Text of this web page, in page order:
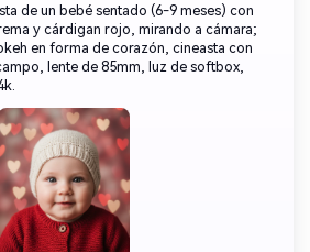
de un bebé sentado (6-9 meses) con
y cárdigan rojo, mirando a cámara;
en forma de corazón, cineasta con
lente de 85mm, luz de softbox,